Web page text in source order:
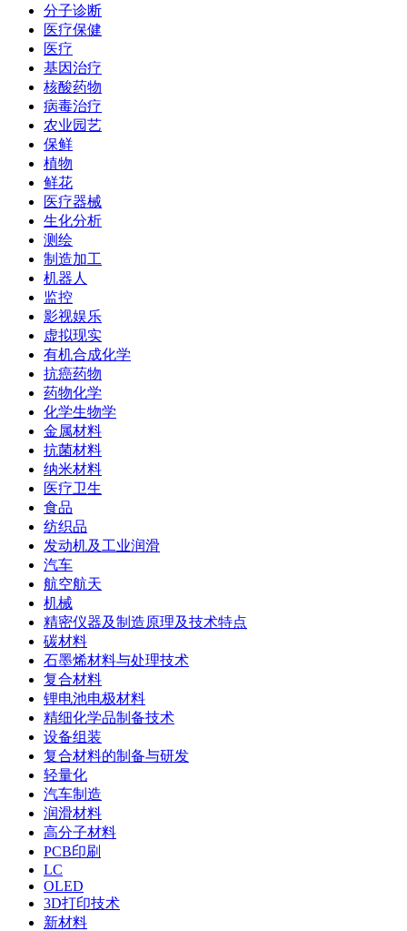
分子诊断
医疗保健
医疗
基因治疗
核酸药物
病毒治疗
农业园艺
保鲜
植物
鲜花
医疗器械
生化分析
测绘
制造加工
机器人
监控
影视娱乐
虚拟现实
有机合成化学
抗癌药物
药物化学
化学生物学
金属材料
抗菌材料
纳米材料
医疗卫生
食品
纺织品
发动机及工业润滑
汽车
航空航天
机械
精密仪器及制造原理及技术特点
碳材料
石墨烯材料与处理技术
复合材料
锂电池电极材料
精细化学品制备技术
设备组装
复合材料的制备与研发
轻量化
汽车制造
润滑材料
高分子材料
PCB印刷
LC
OLED
3D打印技术
新材料